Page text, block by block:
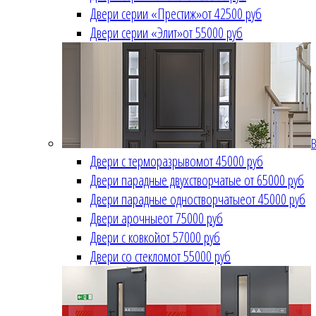
Двери серии «Престиж»от 42500 руб
Двери серии «Элит»от 55000 руб
Двери с терморазрывомот 45000 руб
Двери парадные двухстворчатые от 65000 руб
Двери парадные одностворчатыеот 45000 руб
Двери арочныеот 75000 руб
Двери с ковкойот 57000 руб
Двери со стекломот 55000 руб